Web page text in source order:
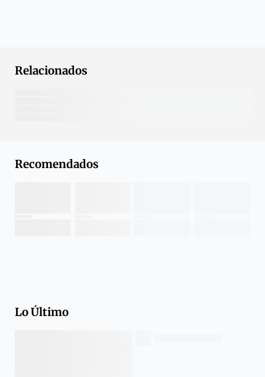
Relacionados
Recomendados
Lo Último